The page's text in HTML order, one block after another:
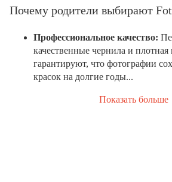
Почему родители выбирают
Профессиональное качество:
качественные чернила и плотная
гарантируют, что фотографии
красок на долгие годы...
Показать больше